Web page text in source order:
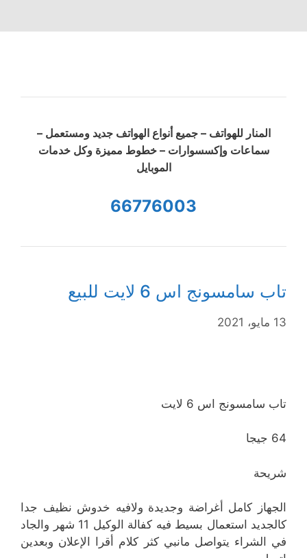
المنار للهواتف – جميع أنواع الهواتف جديد ومستعمل –
سماعات وإكسسوارات – خطوط مميزة وكل خدمات
الموبايل
66776003
تاب سامسونج اس 6 لايت للبيع
13 مايو، 2021
تاب سامسونج اس 6 لايت
64 جيجا
شريحة
الجهاز كامل أغراضة وجديدة ولافيه خدوش نظيف جدا
كالجديد استعمال بسيط فيه كفالة الوكيل 11 شهر والجاد
في الشراء يتواصل مانبي كثر كلام أقرا الإعلان وبعدين